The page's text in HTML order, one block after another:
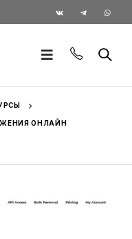
ОНЛАЙН